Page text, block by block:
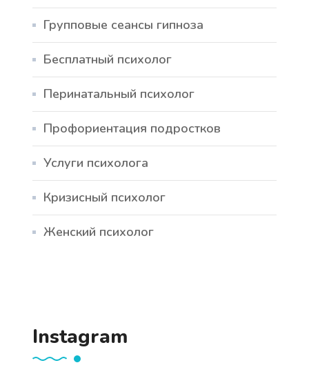
Групповые сеансы гипноза
Бесплатный психолог
Перинатальный психолог
Профориентация подростков
Услуги психолога
Кризисный психолог
Женский психолог
Instagram